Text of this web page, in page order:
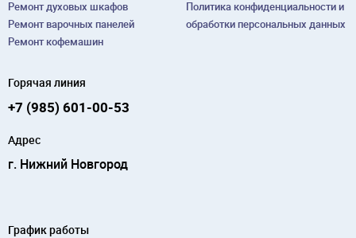
Ремонт духовых шкафов
Ремонт варочных панелей
Ремонт кофемашин
Политика конфиденциальности и
обработки персональных данных
Горячая линия
+7 (985) 601-00-53
Адрес
г. Нижний Новгород
График работы